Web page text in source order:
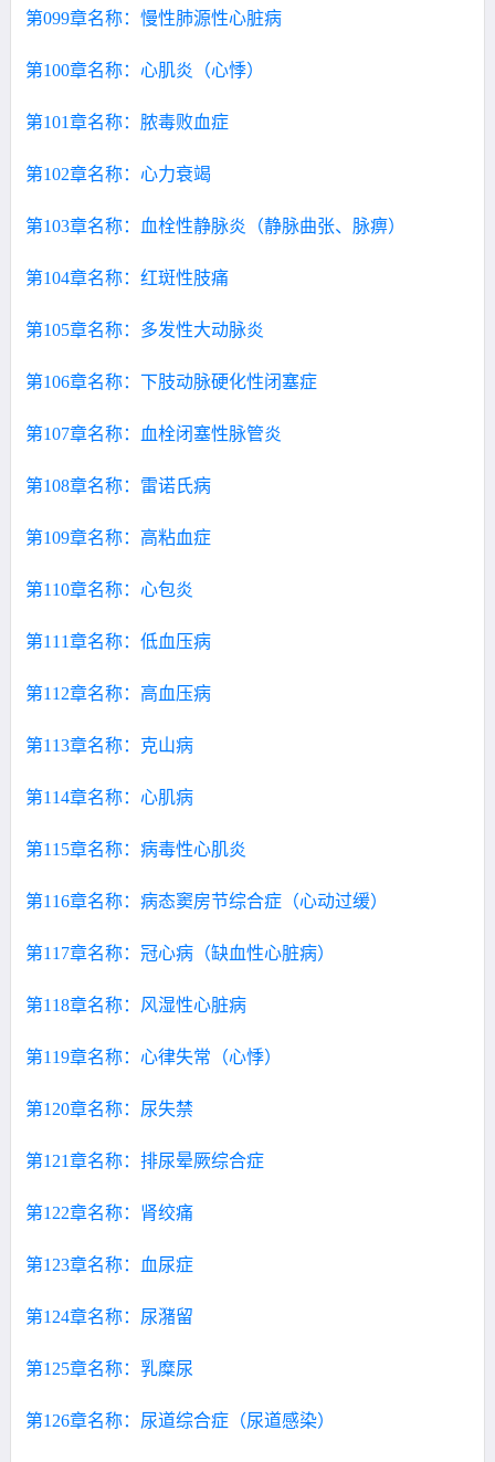
第099章名称：慢性肺源性心脏病
第100章名称：心肌炎（心悸）
第101章名称：脓毒败血症
第102章名称：心力衰竭
第103章名称：血栓性静脉炎（静脉曲张、脉痹）
第104章名称：红斑性肢痛
第105章名称：多发性大动脉炎
第106章名称：下肢动脉硬化性闭塞症
第107章名称：血栓闭塞性脉管炎
第108章名称：雷诺氏病
第109章名称：高粘血症
第110章名称：心包炎
第111章名称：低血压病
第112章名称：高血压病
第113章名称：克山病
第114章名称：心肌病
第115章名称：病毒性心肌炎
第116章名称：病态窦房节综合症（心动过缓）
第117章名称：冠心病（缺血性心脏病）
第118章名称：风湿性心脏病
第119章名称：心律失常（心悸）
第120章名称：尿失禁
第121章名称：排尿晕厥综合症
第122章名称：肾绞痛
第123章名称：血尿症
第124章名称：尿潴留
第125章名称：乳糜尿
第126章名称：尿道综合症（尿道感染）